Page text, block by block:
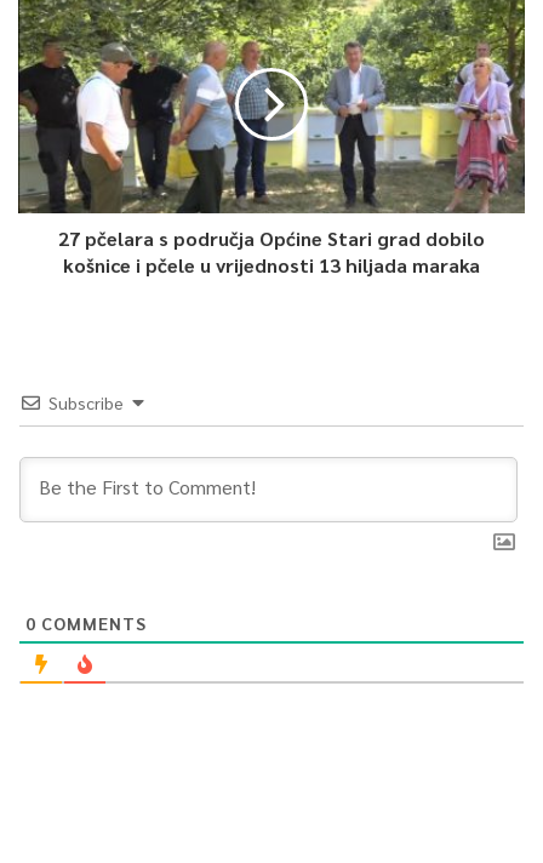
27 pčelara s područja Općine Stari grad dobilo
košnice i pčele u vrijednosti 13 hiljada maraka
Subscribe
0 COMMENTS